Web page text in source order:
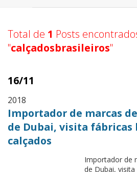
Total de 1 Posts
"calçadosbrasileiros"
16/11
2018
Importador de marcas
de Dubai, visita fábricas
calçados
Importador de
de Dubai,